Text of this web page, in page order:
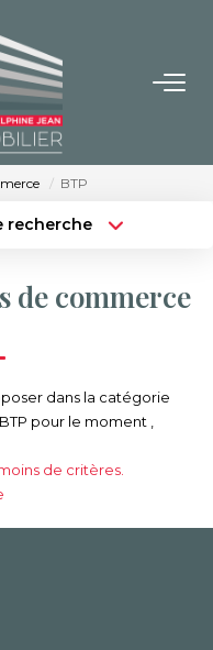
BTP
recherche
de commerce
dans la catégorie
pour le moment ,
de critères.